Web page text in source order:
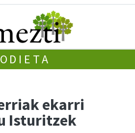
ODIETA
ekarri
Isturitzek